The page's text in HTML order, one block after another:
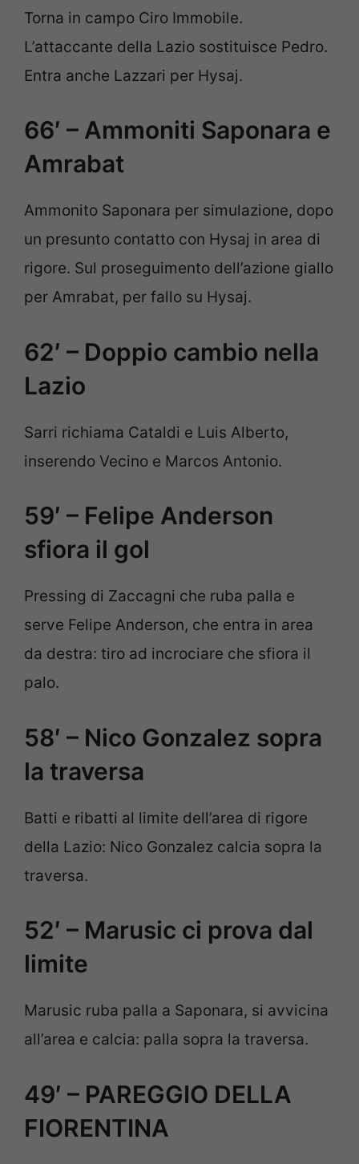
Torna in campo Ciro Immobile.
L’attaccante della Lazio sostituisce Pedro.
Entra anche Lazzari per Hysaj.
66′ – Ammoniti Saponara e
Amrabat
Ammonito Saponara per simulazione, dopo
un presunto contatto con Hysaj in area di
rigore. Sul proseguimento dell’azione giallo
per Amrabat, per fallo su Hysaj.
62′ – Doppio cambio nella
Lazio
Sarri richiama Cataldi e Luis Alberto,
inserendo Vecino e Marcos Antonio.
59′ – Felipe Anderson
sfiora il gol
Pressing di Zaccagni che ruba palla e
serve Felipe Anderson, che entra in area
da destra: tiro ad incrociare che sfiora il
palo.
58′ – Nico Gonzalez sopra
la traversa
Batti e ribatti al limite dell’area di rigore
della Lazio: Nico Gonzalez calcia sopra la
traversa.
52′ – Marusic ci prova dal
limite
Marusic ruba palla a Saponara, si avvicina
all’area e calcia: palla sopra la traversa.
49′ – PAREGGIO DELLA
FIORENTINA